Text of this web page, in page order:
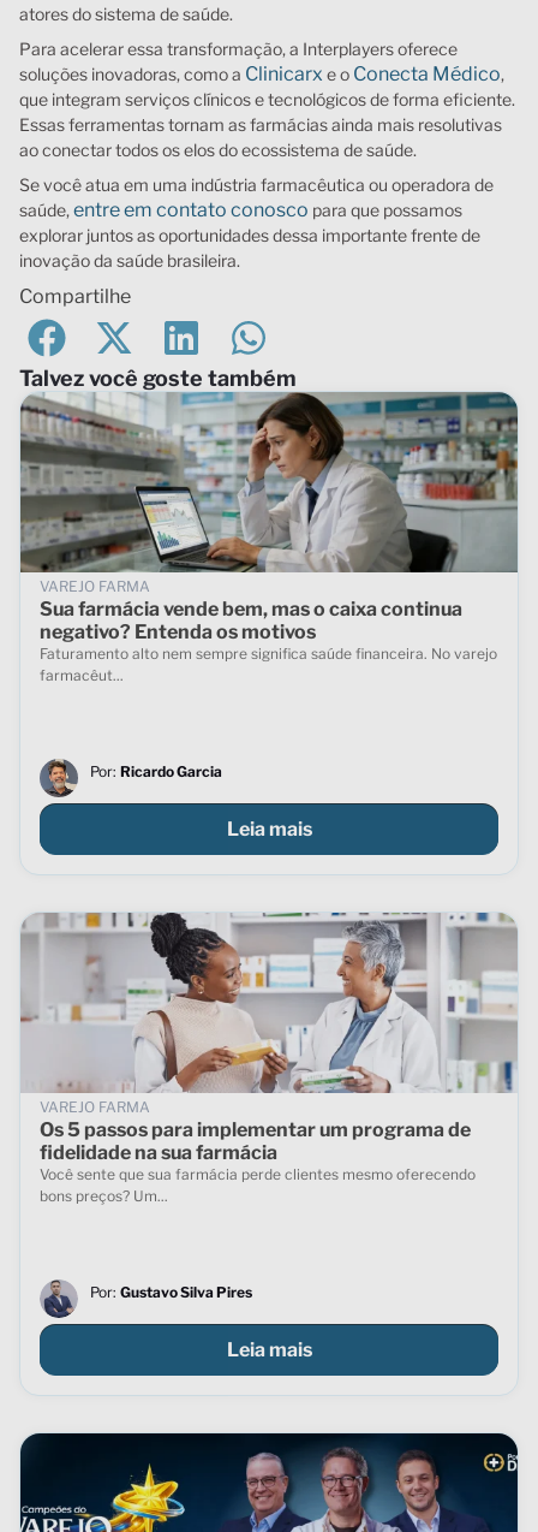
atores do sistema de saúde.
Para acelerar essa transformação, a Interplayers oferece
soluções inovadoras, como a Clinicarx e o Conecta Médico,
que integram serviços clínicos e tecnológicos de forma eficiente.
Essas ferramentas tornam as farmácias ainda mais resolutivas
ao conectar todos os elos do ecossistema de saúde.
Se você atua em uma indústria farmacêutica ou operadora de
saúde, entre em contato conosco para que possamos
explorar juntos as oportunidades dessa importante frente de
inovação da saúde brasileira.
Compartilhe
Talvez você goste também
VAREJO FARMA
Sua farmácia vende bem, mas o caixa continua
negativo? Entenda os motivos
Faturamento alto nem sempre significa saúde financeira. No varejo
farmacêut...
Por: Ricardo Garcia
Leia mais
VAREJO FARMA
Os 5 passos para implementar um programa de
fidelidade na sua farmácia
Você sente que sua farmácia perde clientes mesmo oferecendo
bons preços? Um...
Por: Gustavo Silva Pires
Leia mais